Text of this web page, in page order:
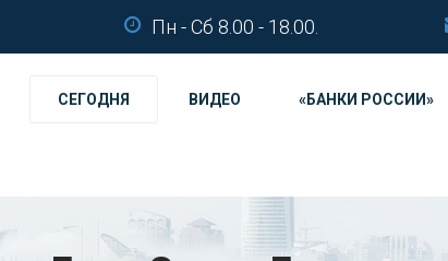
Пн - Сб 8.00 - 18.00.
СЕГОДНЯ ВИДЕО «БАНКИ РОССИИ»